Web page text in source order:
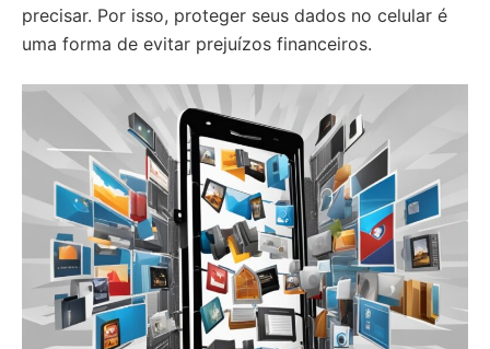
precisar. Por isso, proteger seus dados no celular é
uma forma de evitar prejuízos financeiros.